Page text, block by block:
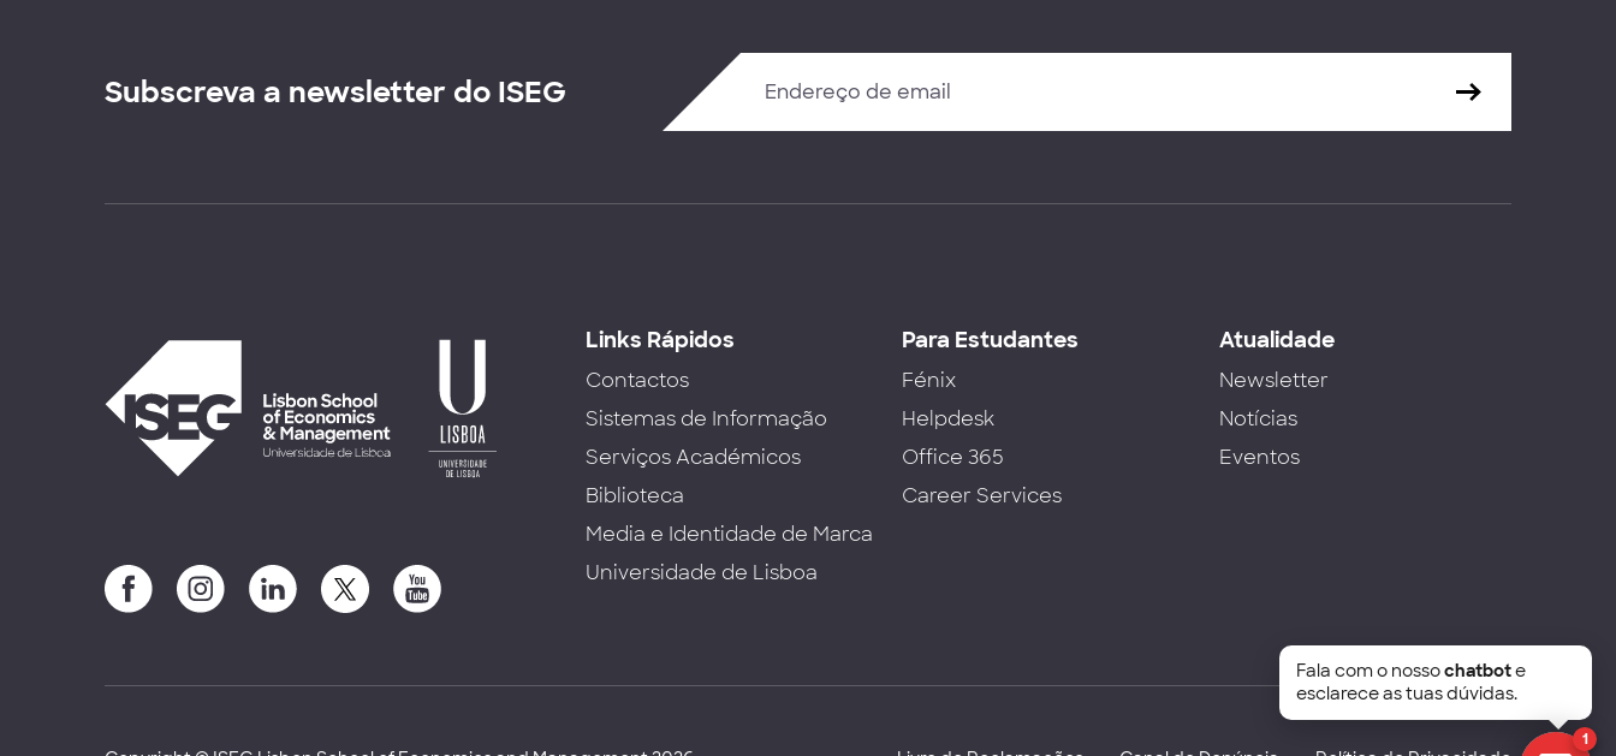
Subscreva a newsletter do ISEG
Links Rápidos
Contactos
Sistemas de Informação
Serviços Académicos
Biblioteca
Media e Identidade de Marca
Universidade de Lisboa
Para Estudantes
Fénix
Helpdesk
Office 365
Career Services
Atualidade
Newsletter
Notícias
Eventos
1
Fala com o nossochatbote
esclarece as tuas dúvidas.